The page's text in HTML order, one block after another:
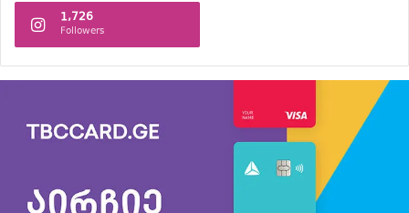
1,726
Followers